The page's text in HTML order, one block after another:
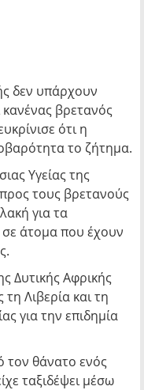
δεν υπάρχουν
βρετανός
ότι η
το ζήτημα.
Υγείας της
τους βρετανούς
για τα
άτομα που έχουν
Δυτικής Αφρικής
Λιβερία και τη
για την επιδημία
τον θάνατο ενός
ταξιδέψει μέσω